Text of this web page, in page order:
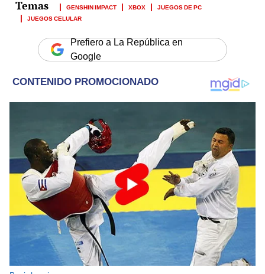
GENSHIN IMPACT XBOX
JUEGOS DE PC
JUEGOS CELULAR
Prefiero a La República en
Google